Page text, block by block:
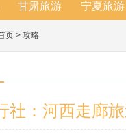
甘肃旅游 宁夏旅游
页 > 攻略
社：河西走廊